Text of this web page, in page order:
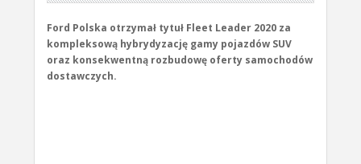
Ford Polska otrzymał tytuł Fleet Leader 2020 za
kompleksową hybrydyzację gamy pojazdów SUV
oraz konsekwentną rozbudowę oferty samochodów
dostawczych.